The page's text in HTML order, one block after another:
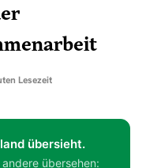
Lesezeit
übersieht.
übersehen: